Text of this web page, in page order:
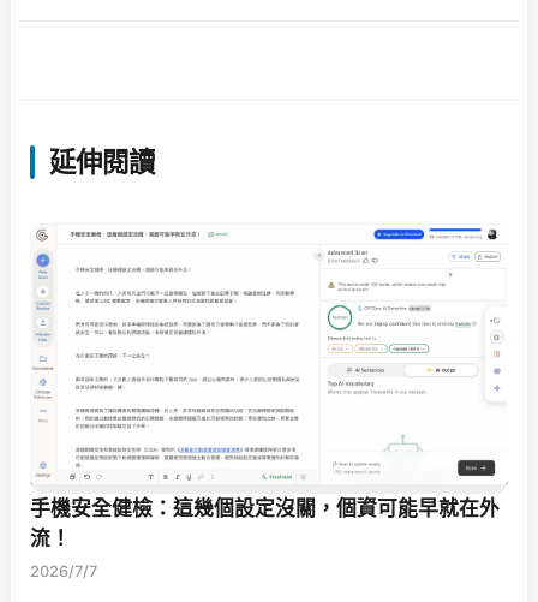
延伸閱讀
手機安全健檢：這幾個設定沒關，個資可能早就在外
流！
2026/7/7